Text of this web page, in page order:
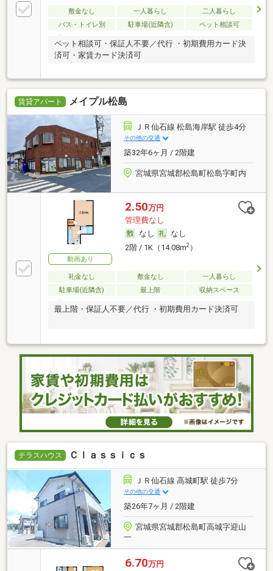
敷金なし 一人暮らし
二人暮らし
バス・トイレ別
駐車場(近隣含) ペット相談可
ペット相談可・保証人不要／代行 ・初期費用カード決
済可・家賃カード決済可
賃貸アパート メイプル松島
ＪＲ仙石線 松島海岸駅 徒歩4分
その他の交通
築32年6ヶ月 / 2階建
宮城県宮城郡松島町松島字町内
動画あり
2.50万円
管理費なし
なし
なし
2階 / 1K（14.08m2）
礼金なし 敷金なし
一人暮らし
駐車場(近隣含)
最上階 収納スペース
最上階・保証人不要／代行 ・初期費用カード決済可
テラスハウス Ｃｌａｓｓｉｃｓ
ＪＲ仙石線 高城町駅 徒歩7分
その他の交通
築26年7ヶ月 / 2階建
宮城県宮城郡松島町高城字迎山
一
6.70万円